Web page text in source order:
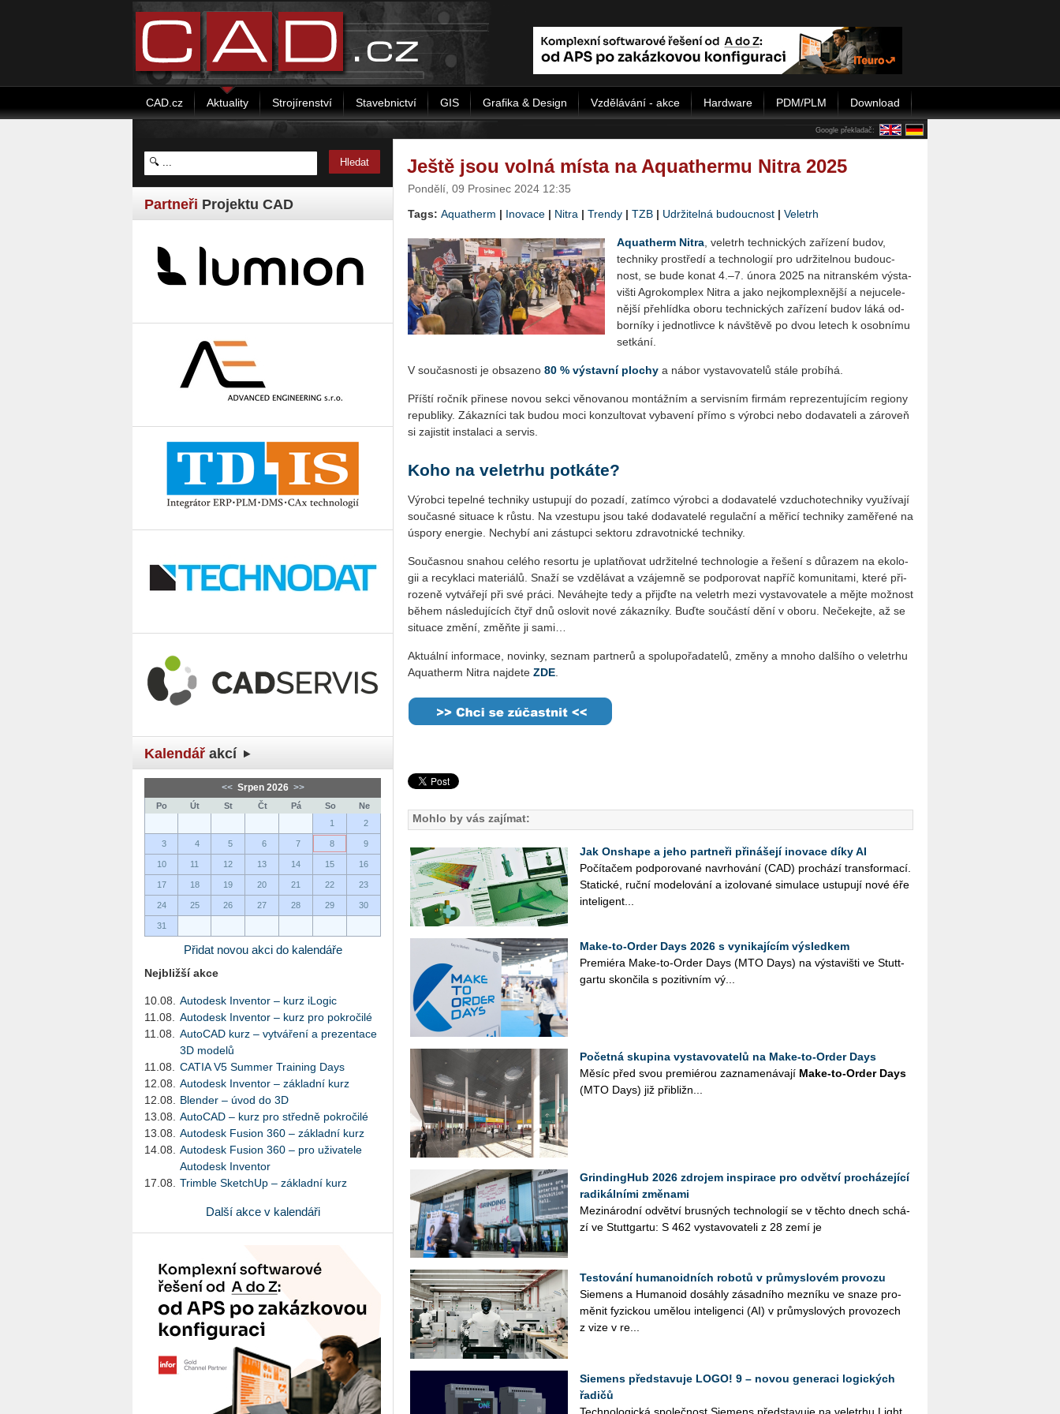
CAD.cz Aktuality Strojírenství Stavebnictví GIS Grafika & Design Vzdělávání - akce Hardware PDM/PLM Download
Google překladač:
Partneři Projektu CAD
Kalendář akcí
<< Srpen 2026 >>
Po Út St Čt Pá So
Ne
1
2
3 4 5 6 7 8 9
10 11 12 13 14 15 16
17 18 19 20 21 22 23
24 25 26 27 28 29 30
31
Přidat novou akci do kalendáře
Nejbližší akce
10.08.
Autodesk Inventor – kurz iLogic
11.08.
Autodesk Inventor – kurz pro pokročilé
11.08.
AutoCAD kurz – vytváření a prezentace
3D modelů
11.08.
CATIA V5 Summer Training Days
12.08.
Autodesk Inventor – základní kurz
12.08.
Blender – úvod do 3D
13.08.
AutoCAD – kurz pro středně pokročilé
13.08.
Autodesk Fusion 360 – základní kurz
14.08.
Autodesk Fusion 360 – pro uživatele
Autodesk Inventor
17.08.
Trimble SketchUp – základní kurz
Další akce v kalendáři
Ještě jsou volná místa na Aquathermu Nitra 2025
Pondělí, 09 Prosinec 2024 12:35
Tags: Aquatherm | Inovace | Nitra | Trendy | TZB | Udržitelná budoucnost | Veletrh
Aquatherm Nitra , ve­letrh tech­nic­kých za­ří­ze­ní budov,
tech­ni­ky pro­stře­dí a tech­no­lo­gií pro udr­ži­tel­nou bu­douc­
nost, se bude konat 4.–7. února 2025 na nit­ran­ském vý­sta­
viš­ti Ag­ro­kom­plex Nitra a jako nej­kom­plex­něj­ší a nej­u­ce­le­
něj­ší pře­hlíd­ka oboru tech­nic­kých za­ří­ze­ní budov láká od­
bor­ní­ky i jed­not­liv­ce k ná­vštěvě po dvou le­tech k osob­ní­mu
se­tká­ní.
V sou­čas­nos­ti je ob­sa­ze­no 80 % vý­stav­ní plo­chy a nábor vy­sta­vo­va­te­lů stále pro­bí­há.
Příští roč­ník při­ne­se novou sekci vě­no­va­nou mon­táž­ním a ser­vis­ním fir­mám re­pre­zen­tu­jí­cím re­gi­o­ny
re­pub­li­ky. Zá­kaz­ní­ci tak budou moci kon­zul­to­vat vy­ba­ve­ní přímo s vý­rob­ci nebo do­da­va­te­li a zá­ro­veň
si za­jis­tit in­sta­la­ci a ser­vis.
Koho na veletrhu potkáte?
Vý­rob­ci te­pel­né tech­ni­ky ustu­pu­jí do po­za­dí, za­tím­co vý­rob­ci a do­da­va­te­lé vzdu­cho­tech­ni­ky vy­u­ží­va­jí
sou­čas­né si­tu­a­ce k růstu. Na vze­stu­pu jsou také do­da­va­te­lé re­gu­lač­ní a mě­ři­cí tech­ni­ky za­mě­ře­né na
úspo­ry ener­gie. Ne­chy­bí ani zá­stup­ci sek­to­ru zdra­vot­nic­ké tech­ni­ky.
Sou­čas­nou sna­hou ce­lé­ho re­sor­tu je uplat­ňo­vat udr­ži­tel­né tech­no­lo­gie a ře­še­ní s dů­ra­zem na eko­lo­
gii a recyk­la­ci ma­te­ri­á­lů. Snaží se vzdě­lá­vat a vzá­jem­ně se pod­po­ro­vat na­příč ko­mu­ni­ta­mi, které při­
ro­ze­ně vy­tvá­ře­jí při své práci. Ne­vá­hej­te tedy a přijď­te na ve­letrh mezi vy­sta­vo­va­te­le a mějte mož­nost
během ná­sle­du­jí­cích čtyř dnů oslo­vit nové zá­kaz­ní­ky. Buďte sou­čás­tí dění v oboru. Ne­če­kej­te, až se
si­tu­a­ce změní, změňte ji sami…
Ak­tu­ál­ní in­for­ma­ce, no­vin­ky, se­znam part­ne­rů a spo­lupo­řa­da­te­lů, změny a mnoho dal­ší­ho o ve­letr­hu
Aqua­therm Nitra na­jde­te ZDE
Mohlo by vás zajímat:
Jak Onshape a jeho partneři přinášejí inovace díky AI
Po­čí­ta­čem pod­po­ro­va­né na­vr­ho­vá­ní (CAD) pro­chá­zí trans­for­ma­cí.
Sta­tic­ké, ruční mo­de­lo­vá­ní a izo­lo­va­né si­mu­la­ce ustu­pu­jí nové éře
in­te­li­gent­...
Make-to-Order Days 2026 s vynikajícím výsledkem
Pre­mi­é­ra Make-to-Order Days (MTO Days) na vý­sta­viš­ti ve Stutt­
gar­tu skon­či­la s po­zi­tiv­ním vý...
Početná skupina vystavovatelů na Make-to-Order Days
Měsíc před svou pre­mi­é­rou za­zna­me­ná­va­jí Make-to-Order Days
(MTO Days) již při­bliž­n...
GrindingHub 2026 zdrojem inspirace pro odvětví procházející
radikálními změnami
Me­zi­ná­rod­ní od­vět­ví brus­ných tech­no­lo­gií se v těch­to dnech schá­
zí ve Stutt­gar­tu: S 462 vy­sta­vo­va­te­li z 28 zemí je
Testování humanoidních robotů v průmyslovém provozu
Sie­mens a Hu­ma­no­id do­sáh­ly zá­sad­ní­ho mez­ní­ku ve snaze pro­
mě­nit fy­zic­kou umě­lou in­te­li­gen­ci (AI) v prů­mys­lo­vých pro­vo­zech
z vize v re...
Siemens představuje LOGO! 9 – novou generaci logických
řadičů
Tech­no­lo­gic­ká spo­leč­nost Sie­mens před­sta­vu­je na ve­letr­hu Light